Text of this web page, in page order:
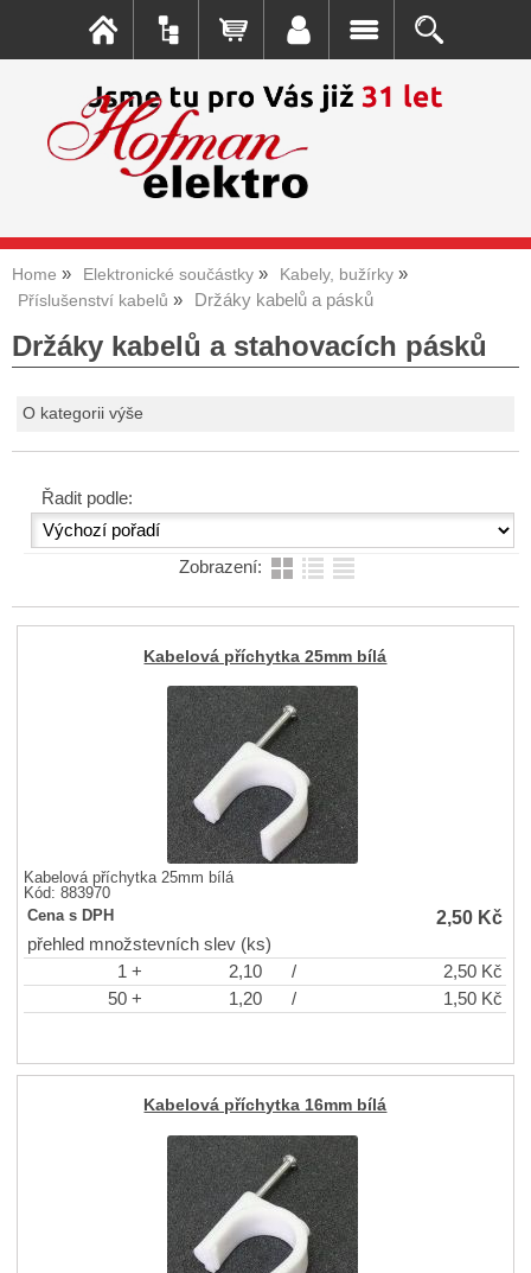
Home Elektronické součástky
Kabely, bužírky
Příslušenství kabelů
Držáky kabelů a pásků
Držáky kabelů a stahovacích pásků
O kategorii výše
Řadit podle:
Zobrazení:
Kabelová příchytka 25mm bílá
Kabelová příchytka 25mm bílá
Kód: 883970
Cena s DPH
2,50 Kč
přehled množstevních slev (ks)
1 +
2,10 / 2,50 Kč
50 +
1,20 / 1,50 Kč
Kabelová příchytka 16mm bílá